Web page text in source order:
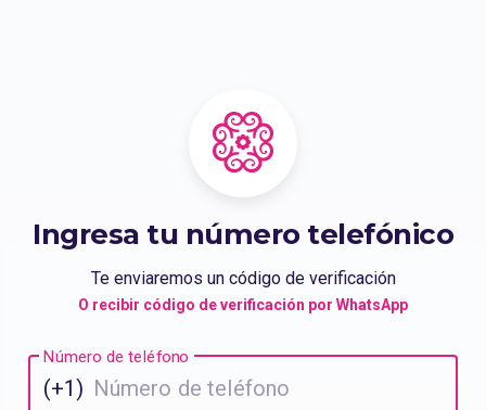
Ingresa tu número telefónico
Te enviaremos un código de verificación
O recibir código de verificación por WhatsApp
Número de teléfono
(+1)